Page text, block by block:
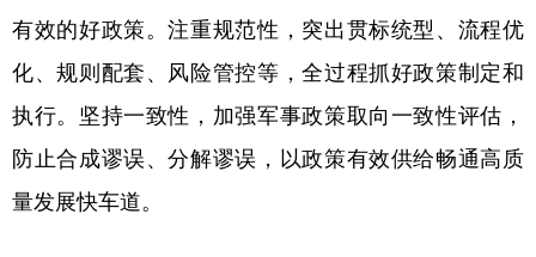
有效的好政策。注重规范性，突出贯标统型、流程优
化、规则配套、风险管控等，全过程抓好政策制定和
执行。坚持一致性，加强军事政策取向一致性评估，
防止合成谬误、分解谬误，以政策有效供给畅通高质
量发展快车道。